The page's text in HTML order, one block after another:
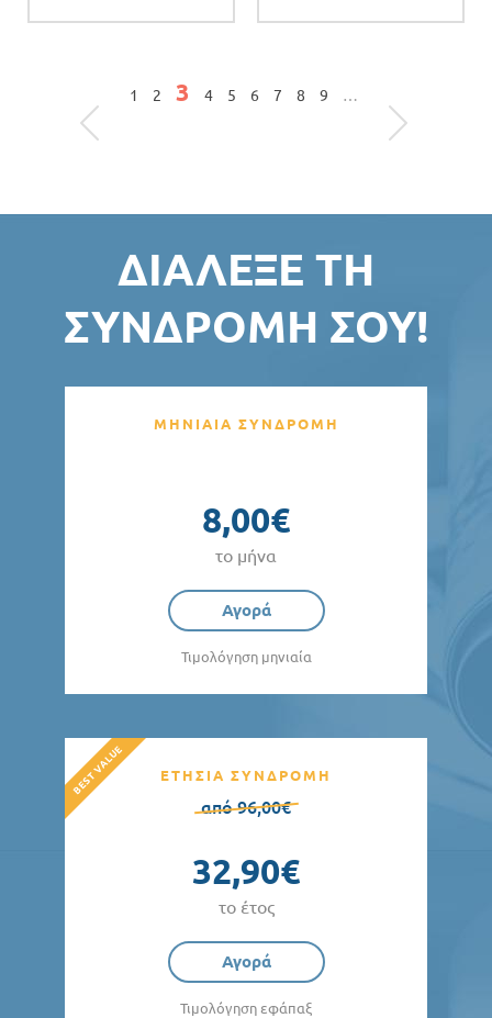
1 2 3 4 5 6 7 8 9 …
ΔΙΆΛΕΞΕ ΤΗ
ΣΥΝΔΡΟΜΉ ΣΟΥ!
ΜΗΝΙΑΙΑ ΣΥΝΔΡΟΜΗ
8,00€
το μήνα
Αγορά
Τιμολόγηση μηνιαία
ΕΤΗΣΙΑ ΣΥΝΔΡΟΜΗ
από 96,00€
32,90€
το έτος
Αγορά
Τιμολόγηση εφάπαξ